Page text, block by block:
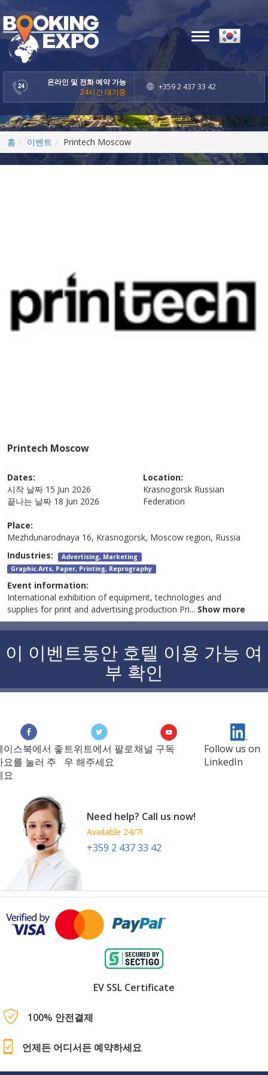
온라인 및 전화 예약 가능
24시간 대기중
+359 2 437 33 42
Toggle
navigation
홈 이벤트 Printech Moscow
Printech Moscow
Dates:
시작 날짜 15 Jun 2026
끝나는 날짜 18 Jun 2026
Location:
Krasnogorsk Russian
Federation
Place:
Mezhdunarodnaya 16, Krasnogorsk, Moscow region, Russia
Industries: Advertising, Marketing
Graphic Arts, Paper, Printing, Reprography
Event information:
International exhibition of equipment, technologies and
supplies for print and advertising production Pri... Show more
이 이벤트동안 호텔 이용 가능 여
부 확인
이스북에서 좋
요를 눌러 주
요
트위트에서 팔로
우 해주세요
채널 구독
Follow us on
LinkedIn
Need help? Call us now!
Available 24/7!
+359 2 437 33 42
EV SSL Certificate
100% 안전결제
언제든 어디서든 예약하세요